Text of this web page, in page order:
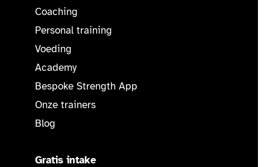
Coaching
Personal training
Voeding
Academy
Bespoke Strength App
Onze trainers
Blog
Gratis intake